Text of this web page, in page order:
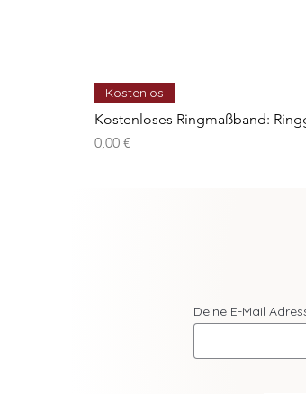
Kostenlos
Kostenloses Ringmaßband:
Preis
0,00 €
Deine E-Mail